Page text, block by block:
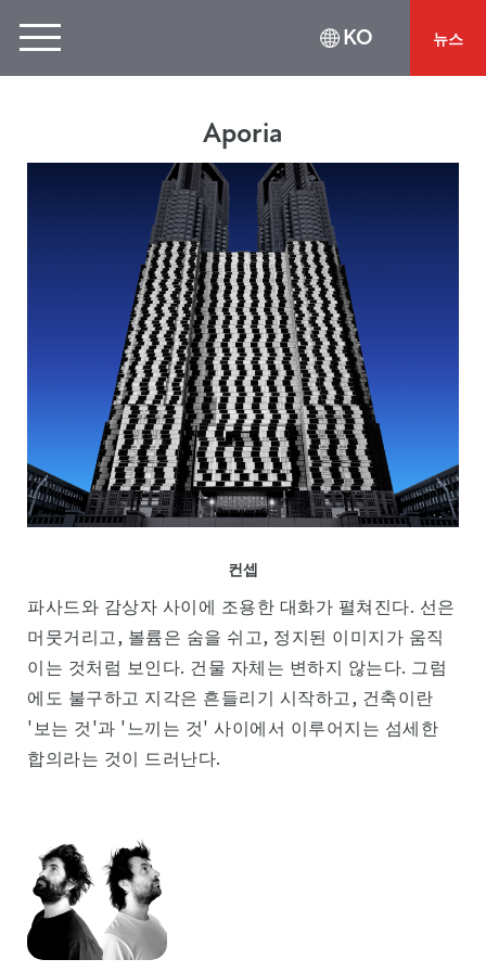
KO 뉴스
Aporia
컨셉
파사드와 감상자 사이에 조용한 대화가 펼쳐진다. 선은
머뭇거리고, 볼륨은 숨을 쉬고, 정지된 이미지가 움직
이는 것처럼 보인다. 건물 자체는 변하지 않는다. 그럼
에도 불구하고 지각은 흔들리기 시작하고, 건축이란
'보는 것'과 '느끼는 것' 사이에서 이루어지는 섬세한
합의라는 것이 드러난다.